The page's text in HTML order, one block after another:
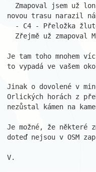
novou trasu narazil
Je tam toho mnohem
to vypadá ve vašem
Jinak o dovolené v
Orlických horách z
nezůstal kámen na
Je možné, že některé
doteď nejsou v OSM
V.